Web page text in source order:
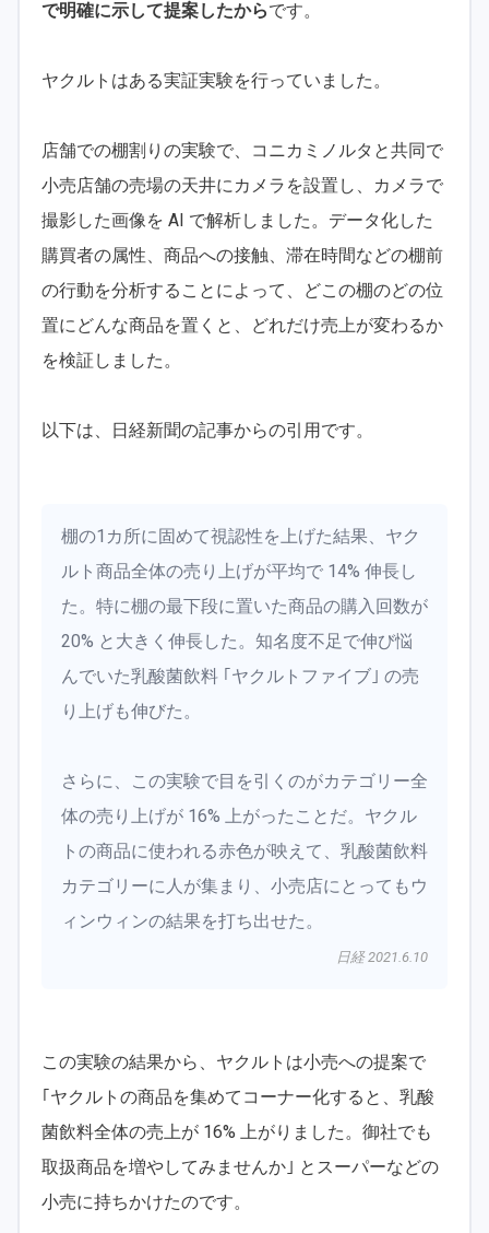
で明確に示して提案したからです。
ヤクルトはある実証実験を行っていました。
店舗での棚割りの実験で、コニカミノルタと共同で
小売店舗の売場の天井にカメラを設置し、カメラで
撮影した画像を AI で解析しました。データ化した
購買者の属性、商品への接触、滞在時間などの棚前
の行動を分析することによって、どこの棚のどの位
置にどんな商品を置くと、どれだけ売上が変わるか
を検証しました。
以下は、日経新聞の記事からの引用です。
棚の1カ所に固めて視認性を上げた結果、ヤク
ルト商品全体の売り上げが平均で 14% 伸長し
た。特に棚の最下段に置いた商品の購入回数が
20% と大きく伸長した。知名度不足で伸び悩
んでいた乳酸菌飲料 ｢ヤクルトファイブ｣ の売
り上げも伸びた。
さらに、この実験で目を引くのがカテゴリー全
体の売り上げが 16% 上がったことだ。ヤクル
トの商品に使われる赤色が映えて、乳酸菌飲料
カテゴリーに人が集まり、小売店にとってもウ
ィンウィンの結果を打ち出せた。
日経 2021.6.10
この実験の結果から、ヤクルトは小売への提案で
｢ヤクルトの商品を集めてコーナー化すると、乳酸
菌飲料全体の売上が 16% 上がりました。御社でも
取扱商品を増やしてみませんか｣ とスーパーなどの
小売に持ちかけたのです。